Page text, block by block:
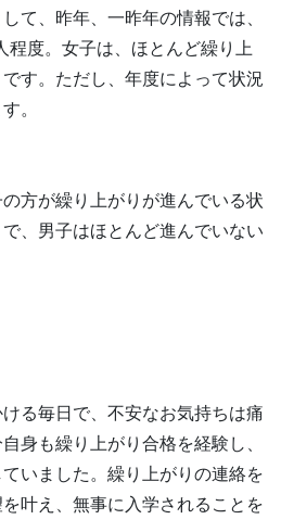
て、昨年、一昨年の情報では、
程度。女子は、ほとんど繰り上
す。ただし、年度によって状況
。
方が繰り上がりが進んでいる状
、男子はほとんど進んでいない
る毎日で、不安なお気持ちは痛
身も繰り上がり合格を経験し、
いました。繰り上がりの連絡を
叶え、無事に入学されることを